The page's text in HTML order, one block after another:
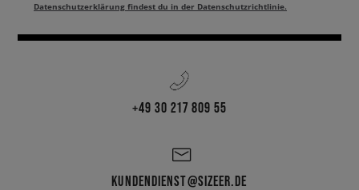
Datenschutzerklärung findest du in der Datenschutzrichtlinie.
+49 30 217 809 55
KUNDENDIENST@SIZEER.DE